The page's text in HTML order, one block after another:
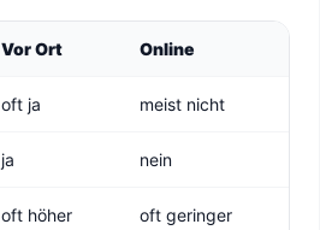
Vor Ort Online
oft ja meist nicht
ja nein
oft höher oft geringer